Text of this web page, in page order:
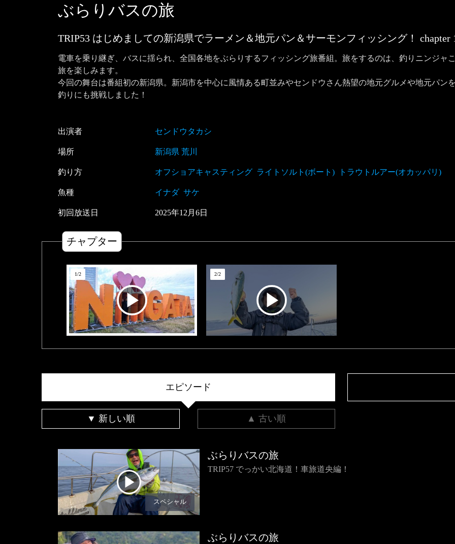
ぶらりバスの旅
TRIP53 はじめましての新潟県でラーメン＆地元パン＆サーモンフィッシング！ chapter
電車を乗り継ぎ、バスに揺られ、全国各地をぶらりするフィッシング旅番組。旅をするのは、釣りニンジャ
旅を楽しみます。
今回の舞台は番組初の新潟県。新潟市を中心に風情ある町並みやセンドウさん熱望の地元グルメや地元パン
釣りにも挑戦しました！
出演者 センドウタカシ
場所 新潟県 荒川
釣り方 オフショアキャスティング ライトソルト(ボート) トラウトルアー(オカッパリ)
魚種 イナダ サケ
初回放送日 2025年12 月6日
チャプター
1/2 2/2
エピソード
▼ 新しい順 ▲ 古い順
スペシャル
ぶらりバスの旅
TRIP57 でっかい北海道！車旅道央編！
ぶらりバスの旅